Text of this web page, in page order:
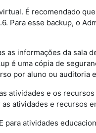
É recomendado
Para esse backup, o
as informações da
é uma cópia de
por aluno ou auditoria
atividades e os
atividades e recursos
para atividades